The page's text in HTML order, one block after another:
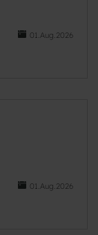
01.Aug.2026
01.Aug.2026